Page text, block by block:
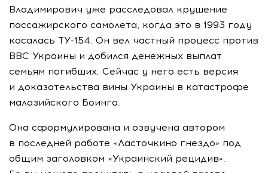
Владимирович уже расследовал крушение
пассажирского самолета, когда это в 1993 году
касалась ТУ-154. Он вел частный процесс против
ВВС Украины и добился денежных выплат
семьям погибших. Сейчас у него есть версия
и доказательства вины Украины в катастрофе
малазийского Боинга.
Она сформулирована и озвучена автором
в последней работе «Ласточкино гнездо» под
общим заголовком «Украинский рецидив».